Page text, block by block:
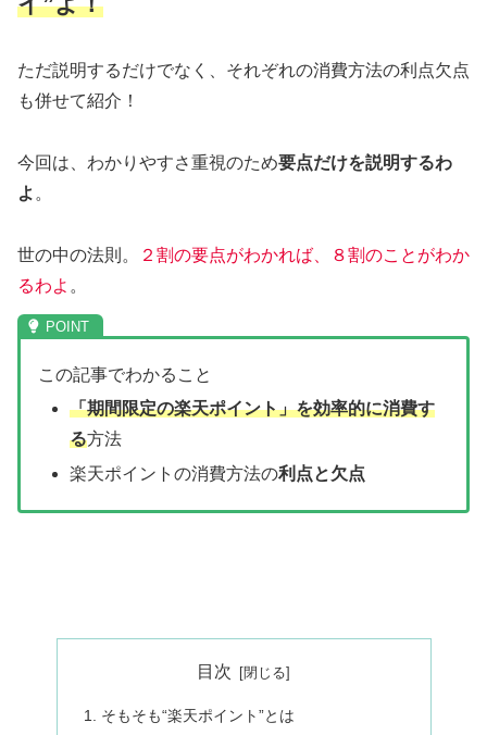
ただ説明するだけでなく、それぞれの消費方法の利点欠点
も併せて紹介！
今回は、わかりやすさ重視のため要点だけを説明するわ
よ 。
世の中の法則。
２割の要点がわかれば、８割のことがわか
るわよ 。
この記事でわかること
「期間限定の楽天ポイント」を効率的に消費す
る方法
楽天ポイントの消費方法の利点と欠点
目次
そもそも“楽天ポイント”とは